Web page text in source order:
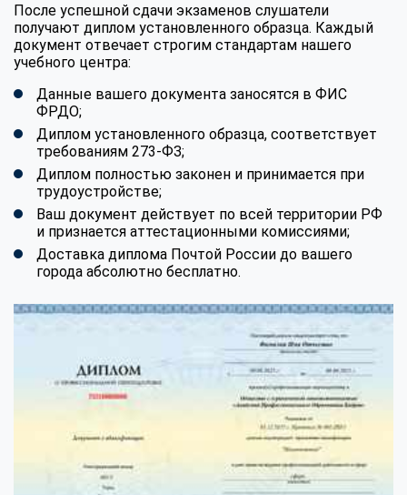
После успешной сдачи экзаменов слушатели
получают диплом установленного образца. Каждый
документ отвечает строгим стандартам нашего
учебного центра:
Данные вашего документа заносятся в ФИС
ФРДО;
Диплом установленного образца, соответствует
требованиям 273-ФЗ;
Диплом полностью законен и принимается при
трудоустройстве;
Ваш документ действует по всей территории РФ
и признается аттестационными комиссиями;
Доставка диплома Почтой России до вашего
города абсолютно бесплатно.